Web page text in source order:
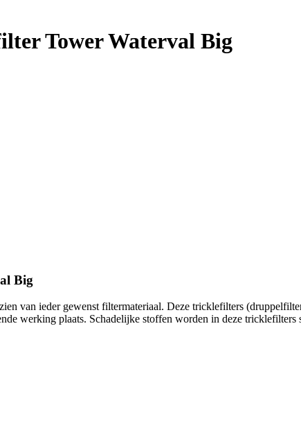
Tower Waterval Big
Big
van ieder gewenst filtermateriaal. Deze tricklefilters
werking plaats. Schadelijke stoffen worden in deze tricklefilters